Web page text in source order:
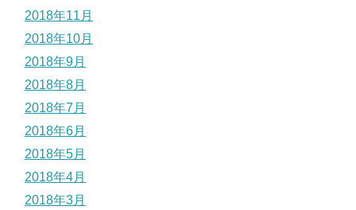
2018年11月
2018年10月
2018年9月
2018年8月
2018年7月
2018年6月
2018年5月
2018年4月
2018年3月